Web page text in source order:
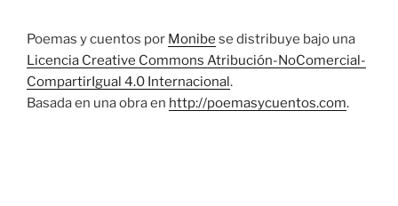
Poemas y cuentos por Monibe se distribuye bajo una
Licencia Creative Commons Atribución-NoComercial-
CompartirIgual 4.0 Internacional.
Basada en una obra en http://poemasycuentos.com.